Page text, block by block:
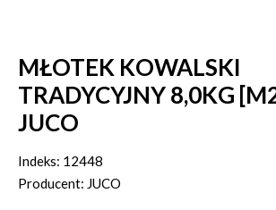
MŁOTEK KOWALSKI
TRADYCYJNY 8,0KG
JUCO
Indeks: 12448
Producent: JUCO